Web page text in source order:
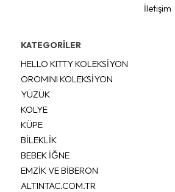
İletişim
KATEGORİLER
HELLO KITTY KOLEKSİYON
OROMINI KOLEKSİYON
YÜZÜK
KOLYE
KÜPE
BİLEKLİK
BEBEK İĞNE
EMZİK VE BİBERON
ALTINTAC.COM.TR